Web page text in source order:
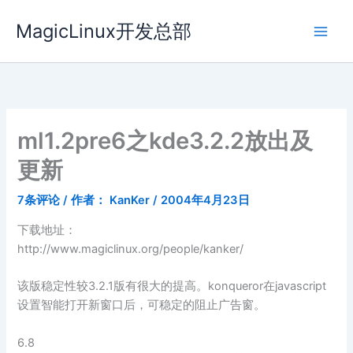
容
MagicLinux开发总部
ml1.2pre6之kde3.2.2放出及
更新
7条评论 / 作者： KanKer/ 2004年4月23日
下载地址：
http://www.magiclinux.org/people/kanker/
该版稳定性较3.2.1版有很大的提高。konqueror在javascript
设置智能打开新窗口后，可稳定的阻止广告窗。
6.8